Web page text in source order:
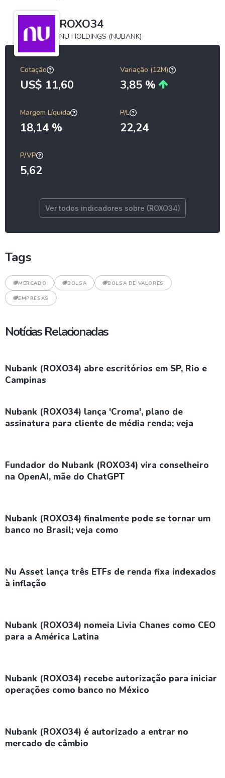
ROXO34
NU HOLDINGS (NUBANK)
Cotação
US$ 11,60
Variação (12M)
3,85 %
Margem Líquida
18,14 %
P/L
22,24
P/VP
5,62
Ver todos indicadores sobre (ROXO34)
Tags
MERCADO BOLSA BOLSA DE VALORES
EMPRESAS
Notícias Relacionadas
Nubank (ROXO34) abre escritórios em SP, Rio e
Campinas
Nubank (ROXO34) lança 'Croma', plano de
assinatura para cliente de média renda; veja
Fundador do Nubank (ROXO34) vira conselheiro
na OpenAI, mãe do ChatGPT
Nubank (ROXO34) finalmente pode se tornar um
banco no Brasil; veja como
Nu Asset lança três ETFs de renda fixa indexados
à inflação
Nubank (ROXO34) nomeia Livia Chanes como CEO
para a América Latina
Nubank (ROXO34) recebe autorização para iniciar
operações como banco no México
Nubank (ROXO34) é autorizado a entrar no
mercado de câmbio